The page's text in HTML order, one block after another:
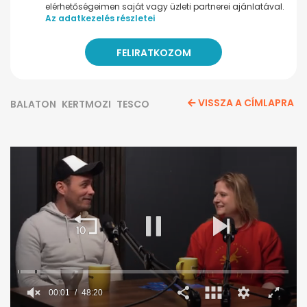
elérhetőségeimen saját vagy üzleti partnerei ajánlatával.
Az adatkezelés részletei
BALATON KERTMOZI TESCO VISSZA A CÍMLAPRA
00:02 48:20